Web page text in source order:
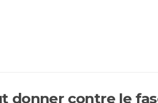
donner contre le